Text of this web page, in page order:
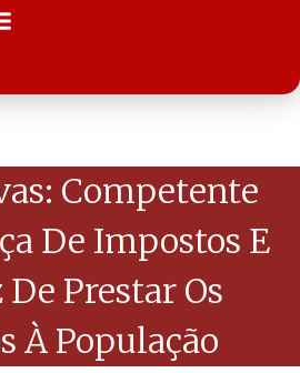
Competente
De Impostos E
Prestar Os
À População